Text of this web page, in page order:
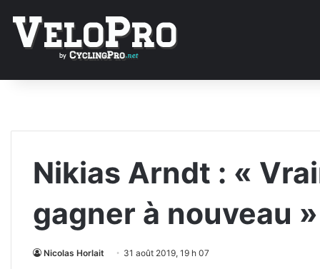
Nikias Arndt : «
gagner à nouveau »
Nicolas Horlait 31 août 2019, 19 h 07